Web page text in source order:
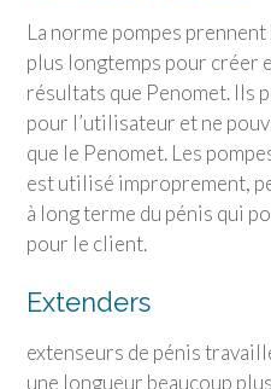
La norme pompes
plus longtemps pour créer
résultats que Penomet. Ils
pour l’utilisateur et ne
que le Penomet. Les
est utilisé improprement,
à long terme du pénis qui
pour le client.
Extenders
extenseurs de pénis
une longueur beaucoup